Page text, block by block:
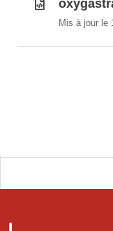
Mis à jour le